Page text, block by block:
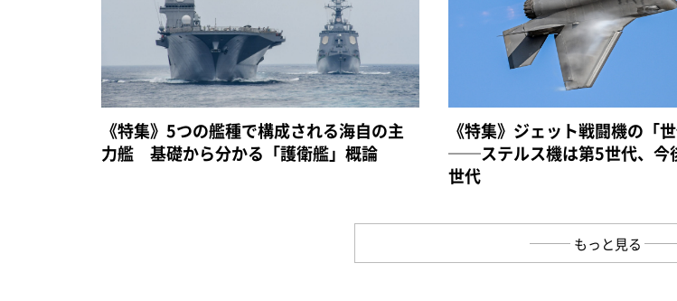
《特集》5つの艦種で構成される海自の主
力艦 基礎から分かる「護衛艦」概論
《特集》ジェット戦闘機の「
──ステルス機は第5世代、今
世代
もっと見る